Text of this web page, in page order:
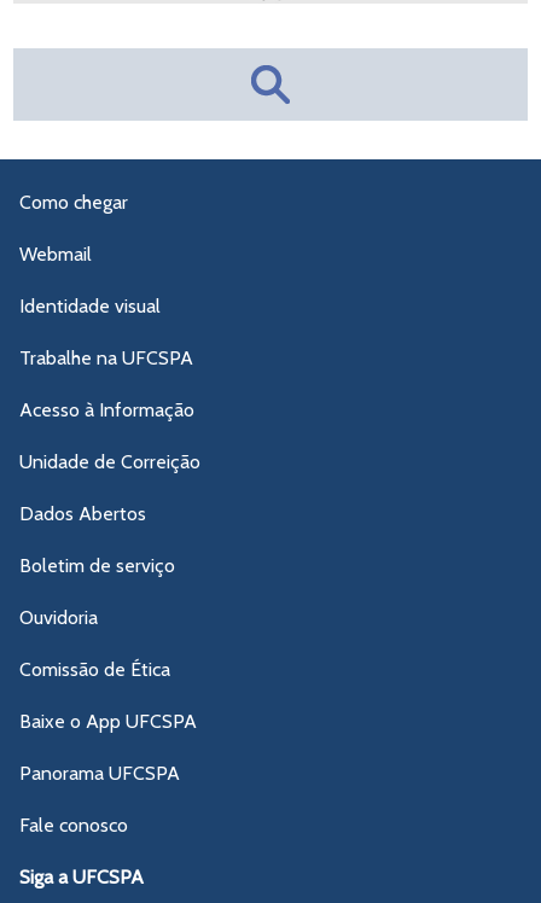
Como chegar
Webmail
Identidade visual
Trabalhe na UFCSPA
Acesso à Informação
Unidade de Correição
Dados Abertos
Boletim de serviço
Ouvidoria
Comissão de Ética
Baixe o App UFCSPA
Panorama UFCSPA
Fale conosco
Siga a UFCSPA